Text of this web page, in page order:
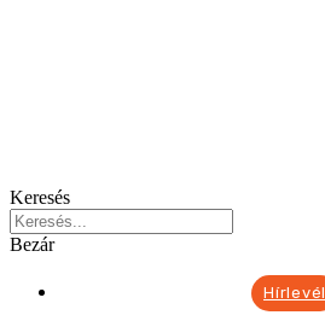
Keresés
Bezár
Hírlevél